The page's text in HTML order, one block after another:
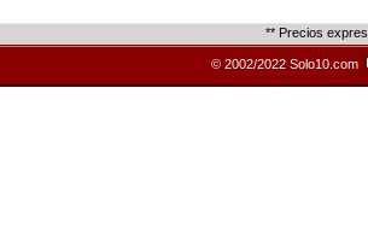
** Precios
© 2002/2022 Solo10.com